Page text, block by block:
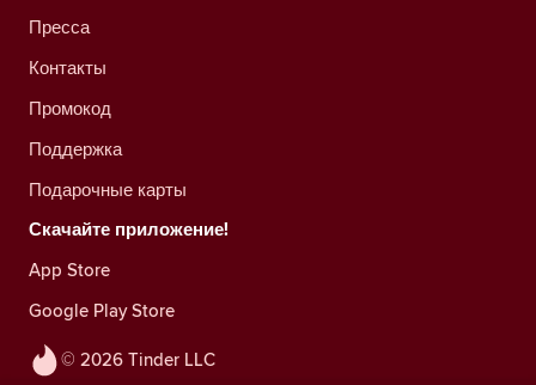
© 2026 Tinder LLC
Пресса
Контакты
Промокод
Поддержка
Подарочные карты
Скачайте приложение!
App Store
Google Play Store